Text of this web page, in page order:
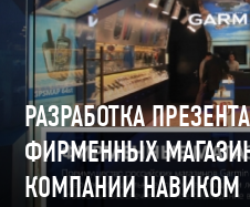
РАЗРАБОТКА
ФИРМЕННЫХ
КОМПАНИИ НАВИКОМ